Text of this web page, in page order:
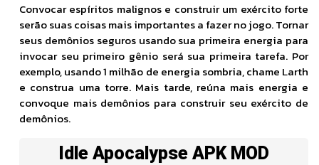
Convocar espíritos malignos e construir um exército forte
serão suas coisas mais importantes a fazer no jogo. Tornar
seus demônios seguros usando sua primeira energia para
invocar seu primeiro gênio será sua primeira tarefa. Por
exemplo, usando 1 milhão de energia sombria, chame Larth
e construa uma torre. Mais tarde, reúna mais energia e
convoque mais demônios para construir seu exército de
demônios.
Idle Apocalypse APK MOD